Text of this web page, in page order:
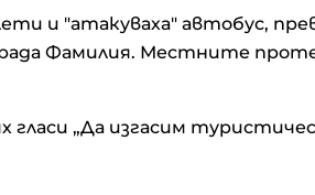
и "атакуваха" автобус,
Фамилия. Местните
„Да изгасим